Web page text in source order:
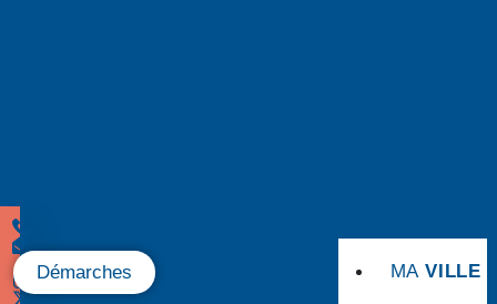
Démarches MAVILLE